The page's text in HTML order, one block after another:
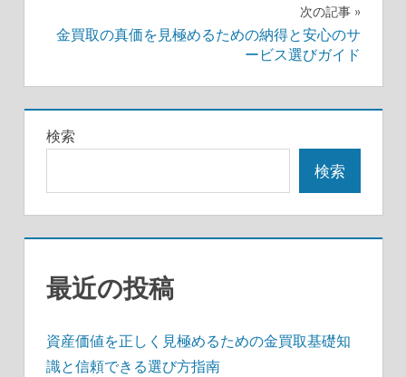
ゲ
ー
シ
ョ
ン
次の記事
金買取の真価を見極めるための納得と安心のサ
ービス選びガイド
検索
検索
最近の投稿
資産価値を正しく見極めるための金買取基礎知
識と信頼できる選び方指南